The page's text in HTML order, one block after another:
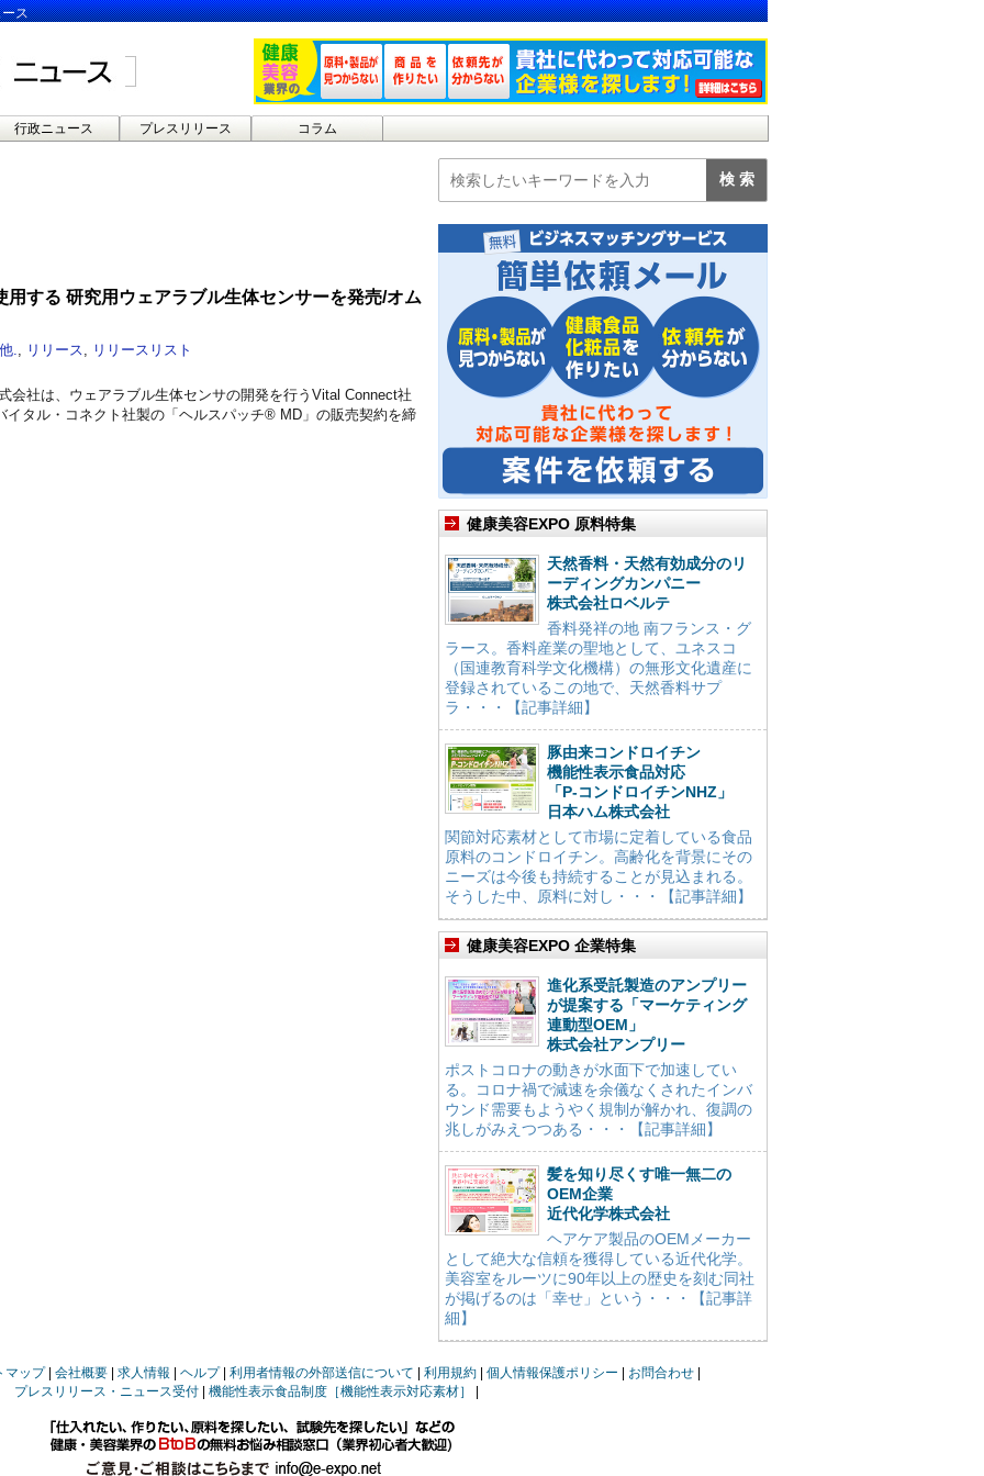
ス
行政ニュース プレスリリース コラム
用する 研究用ウェアラブル生体センサーを発売/オム
. リリース
リリースリスト
会社は、ウェアラブル生体センサの開発を行うVital Connect社
イタル・コネクト社製の「ヘルスパッチ® MD」の販売契約を締
健康美容EXPO 原料特集
天然香料・天然有効成分のリ
ーディングカンパニー
株式会社ロベルテ
香料発祥の地 南フランス・グ
ラース。香料産業の聖地として、ユネスコ
（国連教育科学文化機構）の無形文化遺産に
登録されているこの地で、天然香料サプ
ラ・・・【記事詳細】
豚由来コンドロイチン
機能性表示食品対応
「P-コンドロイチンNHZ」
日本ハム株式会社
関節対応素材として市場に定着している食品
原料のコンドロイチン。高齢化を背景にその
ニーズは今後も持続することが見込まれる。
そうした中、原料に対し・・・【記事詳細】
健康美容EXPO 企業特集
進化系受託製造のアンプリー
が提案する「マーケティング
連動型OEM」
株式会社アンプリー
ポストコロナの動きが水面下で加速してい
る。コロナ禍で減速を余儀なくされたインバ
ウンド需要もようやく規制が解かれ、復調の
兆しがみえつつある・・・【記事詳細】
髪を知り尽くす唯一無二の
OEM企業
近代化学株式会社
ヘアケア製品のOEMメーカー
として絶大な信頼を獲得している近代化学。
美容室をルーツに90年以上の歴史を刻む同社
が掲げるのは「幸せ」という・・・【記事詳
細】
マップ 会社概要 求人情報 ヘルプ 利用者情報の外部送信について 利用規約 個人情報保護ポリシー
お問合わせ
プレスリリース・ニュース受付
機能性表示食品制度［機能性表示対応素材］